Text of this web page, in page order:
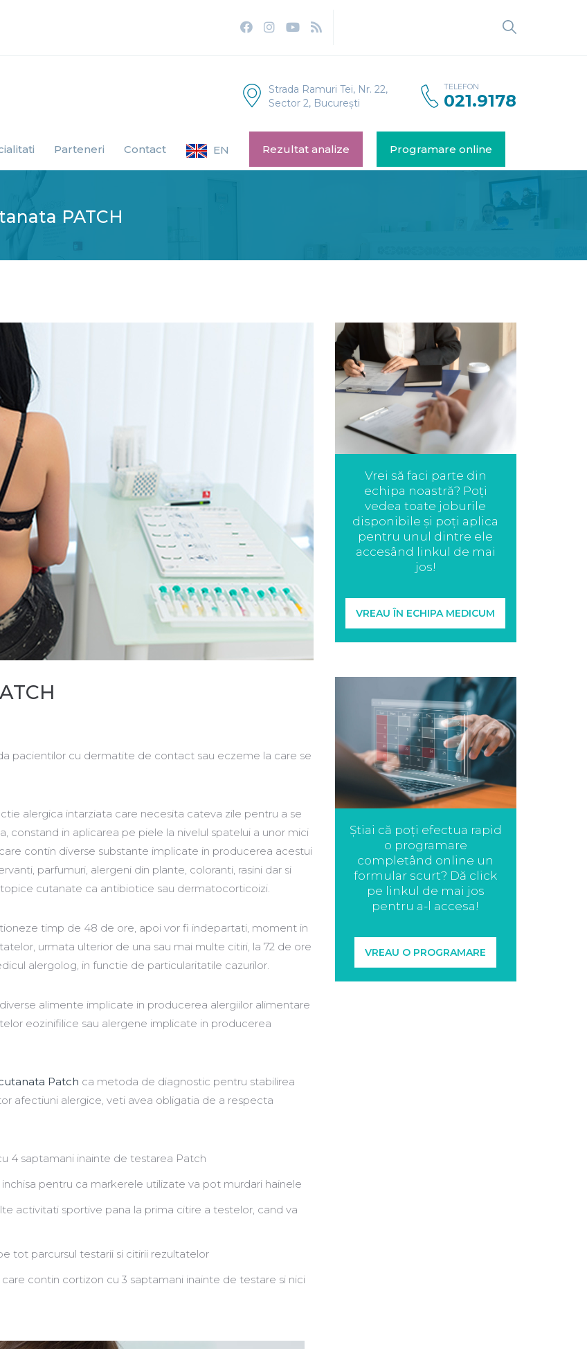
Strada Ramuri Tei, Nr. 22,
Sector 2, București
TELEFON
021.9178
Parteneri Contact EN Rezultat analize Programare online
PATCH
pacientilor cu dermatite de contact sau eczeme la care se
alergica intarziata care necesita cateva zile pentru a se
constand in aplicarea pe piele la nivelul spatelui a unor mici
contin diverse substante implicate in producerea acestui
parfumuri, alergeni din plante, coloranti, rasini dar si
cutanate ca antibiotice sau dermatocorticoizi.
timp de 48 de ore, apoi vor fi indepartati, moment in
urmata ulterior de una sau mai multe citiri, la 72 de ore
alergolog, in functie de particularitatile cazurilor.
alimente implicate in producerea alergiilor alimentare
eozinifilice sau alergene implicate in producerea
Patch ca metoda de diagnostic pentru stabilirea
afectiuni alergice, veti avea obligatia de a respecta
4 saptamani inainte de testarea Patch
pentru ca markerele utilizate va pot murdari hainele
activitati sportive pana la prima citire a testelor, cand va
tot parcursul testarii si citirii rezultatelor
contin cortizon cu 3 saptamani inainte de testare si nici
Vrei să faci parte din
echipa noastră? Poți
vedea toate joburile
disponibile și poți aplica
pentru unul dintre ele
accesând linkul de mai
jos!
VREAU ÎN ECHIPA MEDICUM
Știai că poți efectua rapid
o programare
completând online un
formular scurt? Dă click
pe linkul de mai jos
pentru a-l accesa!
VREAU O PROGRAMARE